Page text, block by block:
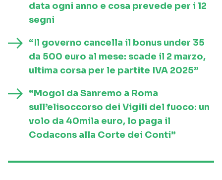
data ogni anno e cosa prevede per i 12
segni
“Il governo cancella il bonus under 35
da 500 euro al mese: scade il 2 marzo,
ultima corsa per le partite IVA 2025”
“Mogol da Sanremo a Roma
sull’elisoccorso dei Vigili del fuoco: un
volo da 40mila euro, lo paga il
Codacons alla Corte dei Conti”